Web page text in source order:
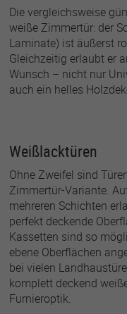
Die vergleichsweise
weiße Zimmertür: der
Laminate) ist äußerst
Gleichzeitig erlaubt er
Wunsch – nicht nur
auch ein helles
Weißlacktüren
Ohne Zweifel sind
Zimmertür-Variante.
mehreren Schichten
perfekt deckende
Kassetten sind so
ebene Oberflächen
bei vielen
komplett deckend
Furnieroptik.